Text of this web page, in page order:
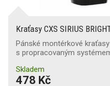
Kraťasy CXS SIRIUS
Pánské montérkové
s propracovaným
Skladem
478 Kč